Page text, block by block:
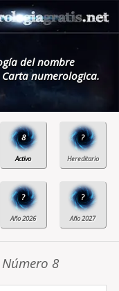
del nombre
numerologica.
8 ?
? ?
8